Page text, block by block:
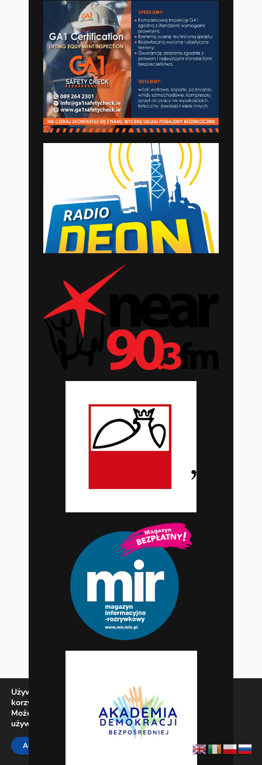
Używamy ciasteczek, aby zapewnić najlepszą jakość
korzystania z naszej witryny.
Możesz dowiedzieć się więcej o tym, jakich ciasteczek
używamy, lub wyłączyć je wustawieniach.
ACCEPT Zamknij panel